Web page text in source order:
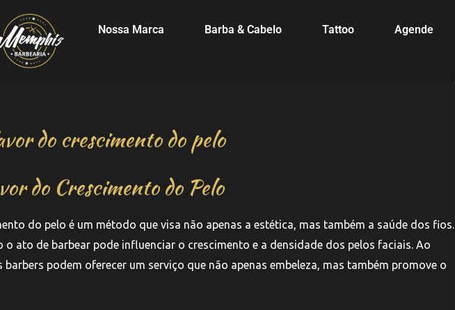
Nossa Marca Barba & Cabelo Tattoo Agende
do crescimento do pelo
do Crescimento do Pelo
do pelo é um método que visa não apenas a estética, mas também a saúde dos fios.
o ato de barbear pode influenciar o crescimento e a densidade dos pelos faciais. Ao
podem oferecer um serviço que não apenas embeleza, mas também promove o